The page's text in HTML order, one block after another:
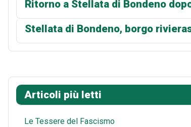
Ritorno a Stellata di Bondeno
Stellata di Bondeno, borgo
Articoli più letti
Le Tessere del Fascismo